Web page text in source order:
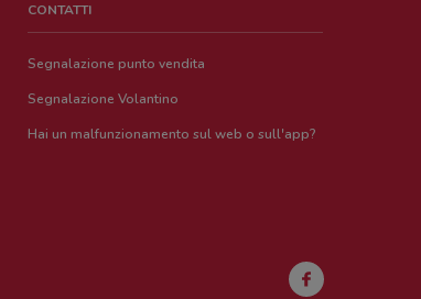
CONTATTI
Segnalazione punto vendita
Segnalazione Volantino
Hai un malfunzionamento sul web o sull'app?